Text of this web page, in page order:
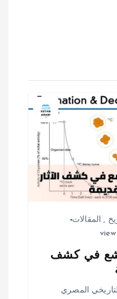
, المقالات
في كشف
المصري